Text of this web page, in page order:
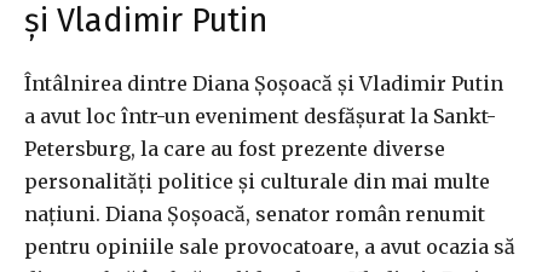
și Vladimir Putin
Întâlnirea dintre Diana Șoșoacă și Vladimir Putin
a avut loc într-un eveniment desfășurat la Sankt-
Petersburg, la care au fost prezente diverse
personalități politice și culturale din mai multe
națiuni. Diana Șoșoacă, senator român renumit
pentru opiniile sale provocatoare, a avut ocazia să